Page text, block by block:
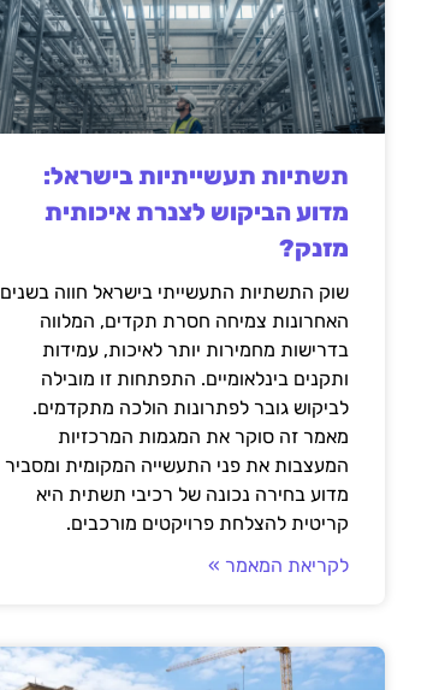
תשתיות תעשייתיות בישראל:
מדוע הביקוש לצנרת איכותית
מזנק?
שוק התשתיות התעשייתי בישראל חווה בשנים
האחרונות צמיחה חסרת תקדים, המלווה
בדרישות מחמירות יותר לאיכות, עמידות
ותקנים בינלאומיים. התפתחות זו מובילה
לביקוש גובר לפתרונות הולכה מתקדמים.
מאמר זה סוקר את המגמות המרכזיות
המעצבות את פני התעשייה המקומית ומסביר
מדוע בחירה נכונה של רכיבי תשתית היא
קריטית להצלחת פרויקטים מורכבים.
לקריאת המאמר »